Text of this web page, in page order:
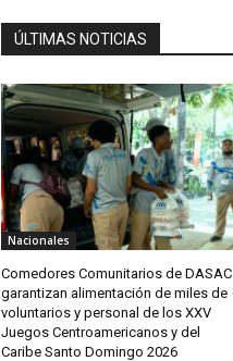
ÚLTIMAS NOTICIAS
Nacionales
Comedores Comunitarios de DASAC
garantizan alimentación de miles de
voluntarios y personal de los XXV
Juegos Centroamericanos y del
Caribe Santo Domingo 2026